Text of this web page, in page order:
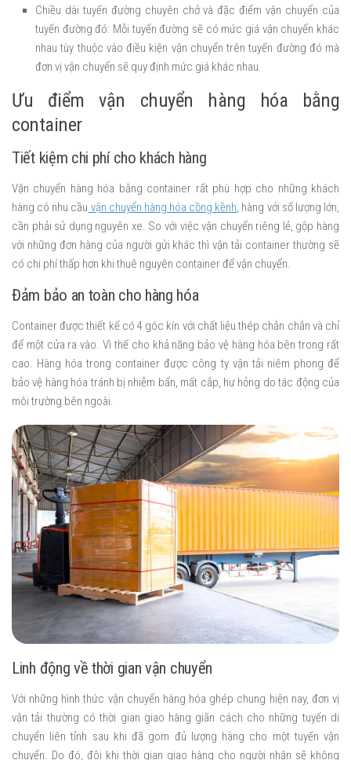
Chiều dài tuyến đường chuyên chở và đặc điểm vận chuyển của
tuyến đường đó: Mỗi tuyến đường sẽ có mức giá vận chuyển khác
nhau tùy thuộc vào điều kiện vận chuyển trên tuyến đường đó mà
đơn vị vận chuyển sẽ quy định mức giá khác nhau.
Ưu điểm vận chuyển hàng hóa bằng
container
Tiết kiệm chi phí cho khách hàng
Vận chuyển hàng hóa bằng container rất phù hợp cho những khách
hàng có nhu cầu vận chuyển hàng hóa cồng kềnh, hàng với số lượng lớn,
cần phải sử dụng nguyên xe. So với việc vận chuyển riêng lẻ, gộp hàng
với những đơn hàng của người gửi khác thì vận tải container thường sẽ
có chi phí thấp hơn khi thuê nguyên container để vận chuyển.
Đảm bảo an toàn cho hàng hóa
Container được thiết kế có 4 góc kín với chất liệu thép chắn chắn và chỉ
để một cửa ra vào. Vì thế cho khả năng bảo vệ hàng hóa bên trong rất
cao. Hàng hóa trong container được công ty vận tải niêm phong để
bảo vệ hàng hóa tránh bị nhiễm bẩn, mất cắp, hư hỏng do tác động của
môi trường bên ngoài.
Linh động về thời gian vận chuyển
Với những hình thức vận chuyển hàng hóa ghép chung hiện nay, đơn vị
vận tải thường có thời gian giao hàng giãn cách cho những tuyến di
chuyển liên tỉnh sau khi đã gom đủ lượng hàng cho một tuyến vận
chuyển. Do đó, đôi khi thời gian giao hàng cho người nhận sẽ không